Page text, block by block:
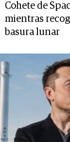
Cohete de
mientras
basura lunar